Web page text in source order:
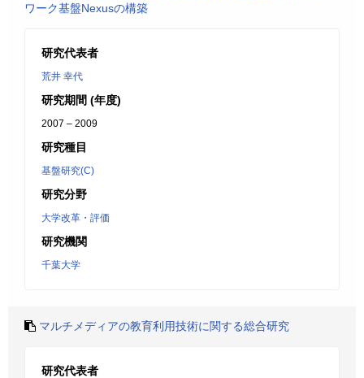
ワーク基盤Nexusの構築
研究代表者
荒井 幸代
研究期間 (年度)
2007 – 2009
研究種目
基盤研究(C)
研究分野
大学改革・評価
研究機関
千葉大学
マルチメディアの教育利用技術に関する総合研究
研究代表者